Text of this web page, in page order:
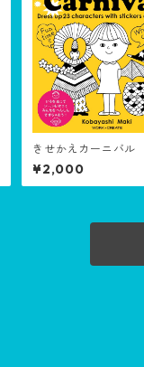
きせかえカーニバル
¥2,000